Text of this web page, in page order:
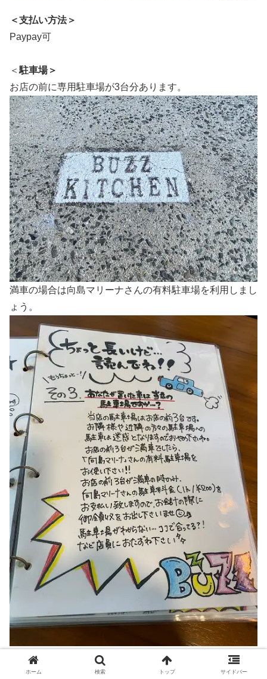
＜支払い方法＞
Paypay可
＜ 駐車場＞
お店の前に専用駐車場が3台分あります。
満車の場合は向島マリーナさんの有料駐車場を利用しまし
ょう。
ホーム 検索 トップ サイドバー